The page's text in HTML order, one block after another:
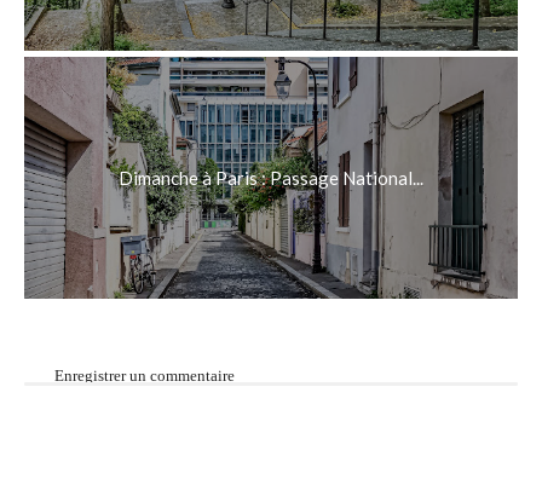
Dimanche à Paris : Passage National...
Enregistrer un commentaire